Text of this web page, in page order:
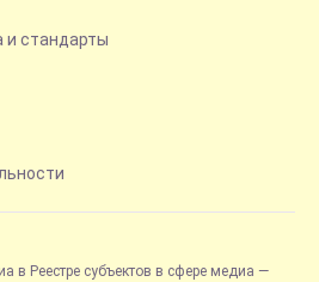
и стандарты
в Реестре субъектов в сфере медиа —